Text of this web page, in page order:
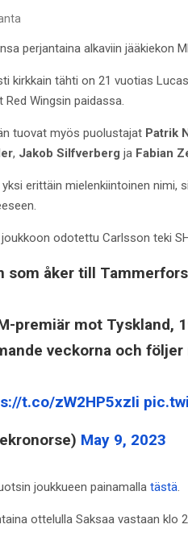
perjantaina alkaviin jääkiekon
kirkkain tähti on 21 vuotias
Wingsin paidassa.
tuovat myös puolustajat Patrik
, Jakob Silfverberg ja Fabian
erittäin mielenkiintoinen nimi,
odotettu Carlsson teki
som åker till
premiär mot Tyskland,
veckorna och följer
t.co/zW2HP5xzIi
May 9, 2023
joukkueen painamalla tästä.
ottelulla Saksaa vastaan klo